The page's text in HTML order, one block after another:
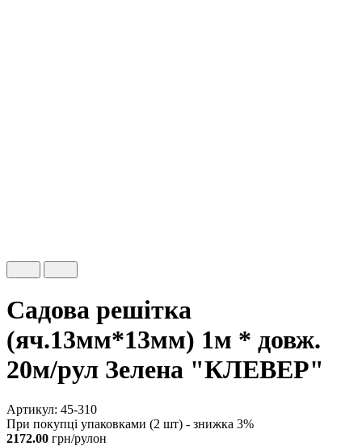
Садова решітка
(яч.13мм*13мм) 1м * довж.
20м/рул Зелена "КЛЕВЕР"
Артикул: 45-310
При покупці упаковками (2 шт) - знижка 3%
2172.00 грн/рулон